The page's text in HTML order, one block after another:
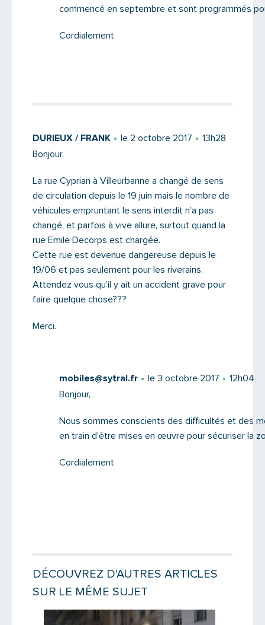
commencé en septembre et sont programmés
Cordialement
DURIEUX / FRANK le 2 octobre 2017
13h28
Bonjour,
La rue Cyprian à Villeurbanne a changé de sens
de circulation depuis le 19 juin mais le nombre de
véhicules empruntant le sens interdit n’a pas
changé, et parfois à vive allure, surtout quand la
rue Emile Decorps est chargée.
Cette rue est devenue dangereuse depuis le
19/06 et pas seulement pour les riverains.
Attendez vous qu’il y ait un accident grave pour
faire quelque chose???
Merci.
mobiles@sytral.fr le 3 octobre 2017
12h04
Bonjour,
Nous sommes conscients des difficultés et des
en train d’être mises en œuvre pour sécuriser la
Cordialement
DÉCOUVREZ D'AUTRES ARTICLES
SUR LE MÊME SUJET
Lire la suite